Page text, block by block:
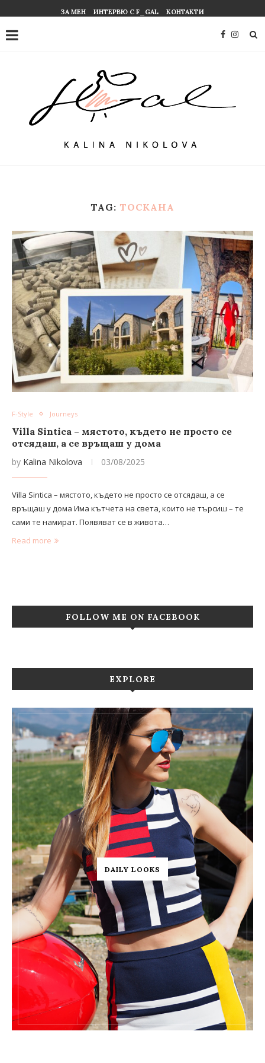
ЗА МЕН ИНТЕРВЮ С F_GAL КОНТАКТИ
TAG: ТОСКАНА
F-Style Journeys
Villa Sintica – мястото, където не просто се
отсядаш, а се връщаш у дома
by Kalina Nikolova 03/08/2025
Villa Sintica – мястото, където не просто се отсядаш, а се
връщаш у дома Има кътчета на света, които не търсиш – те
сами те намират. Появяват се в живота…
Read more
FOLLOW ME ON FACEBOOK
EXPLORE
DAILY LOOKS